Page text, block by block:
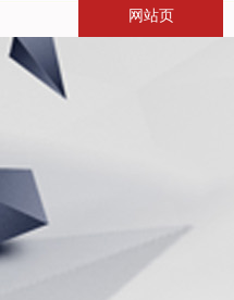
网站页